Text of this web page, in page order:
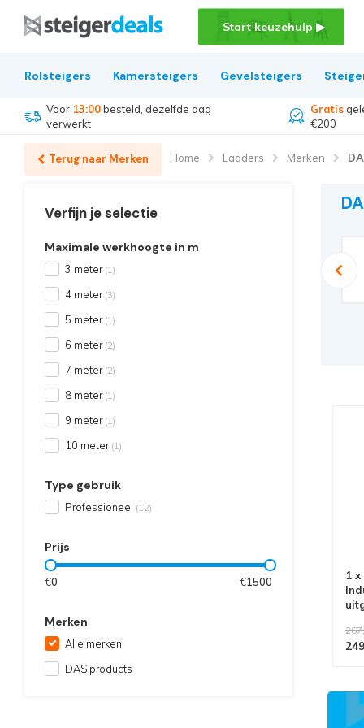
Start keuzehulp ▶
Rolsteigers Kamersteigers Gevelsteigers
Voor 13:00besteld, dezelfde dag
verwerkt
Gratis
€200
Terug naar Merken Home Ladders Merken
Verfijn je selectie
Maximale werkhoogte in m
3 meter (1)
4 meter (3)
5 meter (1)
6 meter (2)
7 meter (2)
8 meter (1)
9 meter (1)
10 meter (1)
Type gebruik
Professioneel (12)
Prijs
€0 €1500
Merken
Alle merken
DAS products
Solide ladder
1